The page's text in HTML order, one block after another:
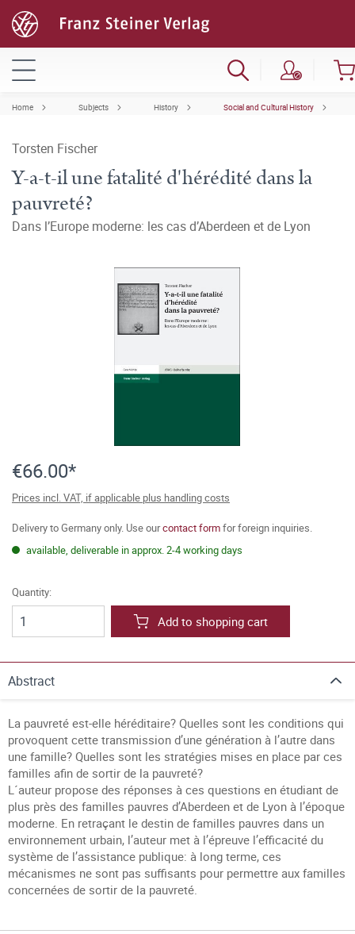
Home Subjects History Social and Cultural History
Torsten Fischer
Y-a-t-il une fatalité d'hérédité dans la
pauvreté?
Dans l’Europe moderne: les cas d’Aberdeen et de Lyon
€66.00*
Prices incl. VAT, if applicable plus handling costs
Delivery to Germany only. Use ourcontact formfor foreign inquiries.
available, deliverable in approx. 2-4 working days
Quantity:
Add to shopping cart
Abstract
La pauvreté est-elle héréditaire? Quelles sont les conditions qui
provoquent cette transmission d’une génération à l’autre dans
une famille? Quelles sont les stratégies mises en place par ces
familles afin de sortir de la pauvreté?
L´auteur propose des réponses à ces questions en étudiant de
plus près des familles pauvres d’Aberdeen et de Lyon à l’époque
moderne. En retraçant le destin de familles pauvres dans un
environnement urbain, l’auteur met à l’épreuve l’efficacité du
système de l’assistance publique: à long terme, ces
mécanismes ne sont pas suffisants pour permettre aux familles
concernées de sortir de la pauvreté.